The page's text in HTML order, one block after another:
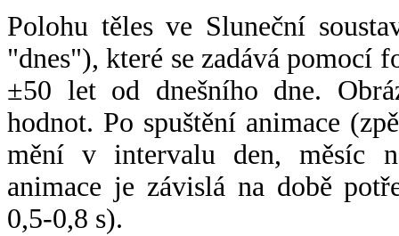
Polohu těles ve Sluneční
"dnes"), které se zadává pomocí
±50 let od dnešního dne.
hodnot. Po spuštění animace
mění v intervalu den, měsíc
animace je závislá na době
0,5-0,8 s).